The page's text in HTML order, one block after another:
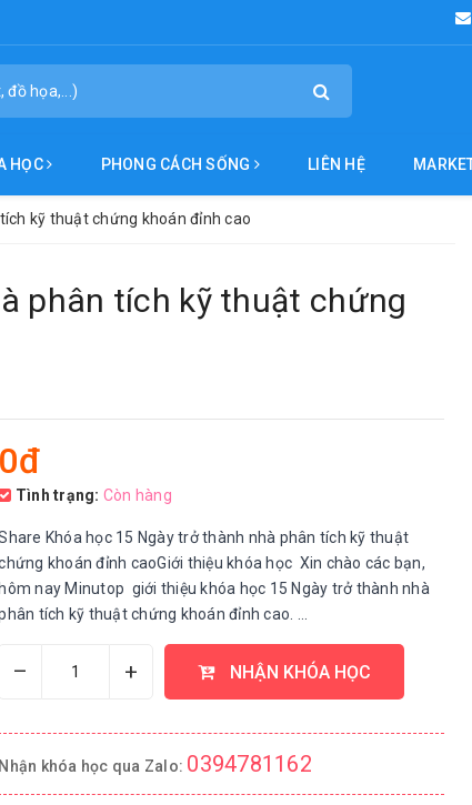
HỌC PHONG CÁCH SỐNG LIÊN HỆ
kỹ thuật chứng khoán đỉnh cao
phân tích kỹ thuật chứng
0đ
Tình trạng: Còn hàng
Khóa học 15 Ngày trở thành nhà phân tích kỹ thuật
khoán đỉnh caoGiới thiệu khóa học Xin chào các bạn,
hôm nay Minutop giới thiệu khóa học 15 Ngày trở thành nhà
tích kỹ thuật chứng khoán đỉnh cao. ...
– + NHẬN KHÓA HỌC
Nhận khóa học qua Zalo: 0394781162